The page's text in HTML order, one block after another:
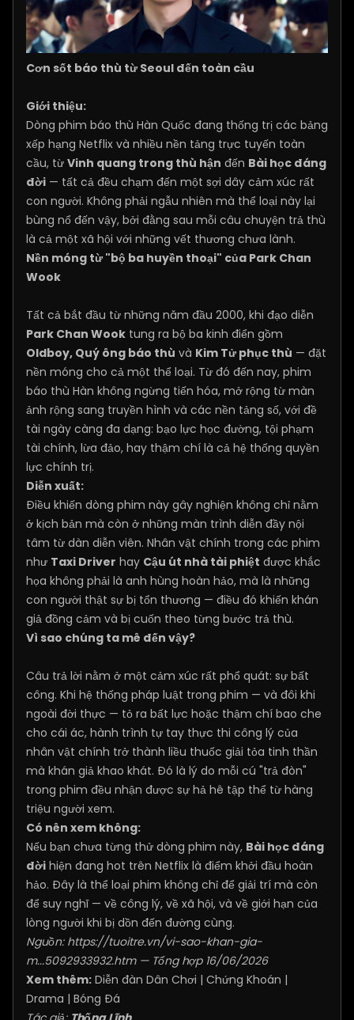
Cơn sốt báo thù từ Seoul đến toàn cầu
Giới thiệu:
Dòng phim báo thù Hàn Quốc đang thống trị các bảng
xếp hạng Netflix và nhiều nền tảng trực tuyến toàn
cầu, từ Vinh quang trong thù hận đến Bài học đáng
đời — tất cả đều chạm đến một sợi dây cảm xúc rất
con người. Không phải ngẫu nhiên mà thể loại này lại
bùng nổ đến vậy, bởi đằng sau mỗi câu chuyện trả thù
là cả một xã hội với những vết thương chưa lành.
Nền móng từ "bộ ba huyền thoại" của Park Chan
Wook
Tất cả bắt đầu từ những năm đầu 2000, khi đạo diễn
Park Chan Wook tung ra bộ ba kinh điển gồm
Oldboy, Quý ông báo thù và Kim Tử phục thù — đặt
nền móng cho cả một thể loại. Từ đó đến nay, phim
báo thù Hàn không ngừng tiến hóa, mở rộng từ màn
ảnh rộng sang truyền hình và các nền tảng số, với đề
tài ngày càng đa dạng: bạo lực học đường, tội phạm
tài chính, lừa đảo, hay thậm chí là cả hệ thống quyền
lực chính trị.
Diễn xuất:
Điều khiến dòng phim này gây nghiện không chỉ nằm
ở kịch bản mà còn ở những màn trình diễn đầy nội
tâm từ dàn diễn viên. Nhân vật chính trong các phim
như Taxi Driver hay Cậu út nhà tài phiệt được khắc
họa không phải là anh hùng hoàn hảo, mà là những
con người thật sự bị tổn thương — điều đó khiến khán
giả đồng cảm và bị cuốn theo từng bước trả thù.
Vì sao chúng ta mê đến vậy?
Câu trả lời nằm ở một cảm xúc rất phổ quát: sự bất
công. Khi hệ thống pháp luật trong phim — và đôi khi
ngoài đời thực — tỏ ra bất lực hoặc thậm chí bao che
cho cái ác, hành trình tự tay thực thi công lý của
nhân vật chính trở thành liều thuốc giải tỏa tinh thần
mà khán giả khao khát. Đó là lý do mỗi cú "trả đòn"
trong phim đều nhận được sự hả hê tập thể từ hàng
triệu người xem.
Có nên xem không:
Nếu bạn chưa từng thử dòng phim này, Bài học đáng
đời hiện đang hot trên Netflix là điểm khởi đầu hoàn
hảo. Đây là thể loại phim không chỉ để giải trí mà còn
để suy nghĩ — về công lý, về xã hội, và về giới hạn của
lòng người khi bị dồn đến đường cùng.
Nguồn: https://tuoitre.vn/vi-sao-khan-gia-
m...5092933932.htm— Tổng hợp 16/06/2026
Xem thêm: Diễn đàn Dân Chơi | Chứng Khoán |
Drama | Bóng Đá